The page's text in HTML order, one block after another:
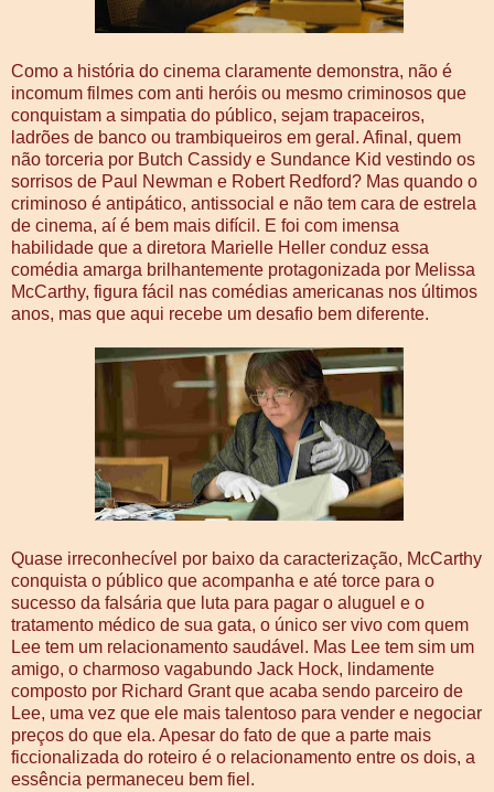
Como a história do cinema claramente demonstra, não é
incomum filmes com anti heróis ou mesmo criminosos que
conquistam a simpatia do público, sejam trapaceiros,
ladrões de banco ou trambiqueiros em geral. Afinal, quem
não torceria por Butch Cassidy e Sundance Kid vestindo os
sorrisos de Paul Newman e Robert Redford? Mas quando o
criminoso é antipático, antissocial e não tem cara de estrela
de cinema, aí é bem mais difícil. E foi com imensa
habilidade que a diretora Marielle Heller conduz essa
comédia amarga brilhantemente protagonizada por Melissa
McCarthy, figura fácil nas comédias americanas nos últimos
anos, mas que aqui recebe um desafio bem diferente.
Quase irreconhecível por baixo da caracterização, McCarthy
conquista o público que acompanha e até torce para o
sucesso da falsária que luta para pagar o aluguel e o
tratamento médico de sua gata, o único ser vivo com quem
Lee tem um relacionamento saudável. Mas Lee tem sim um
amigo, o charmoso vagabundo Jack Hock, lindamente
composto por Richard Grant que acaba sendo parceiro de
Lee, uma vez que ele mais talentoso para vender e negociar
preços do que ela. Apesar do fato de que a parte mais
ficcionalizada do roteiro é o relacionamento entre os dois, a
essência permaneceu bem fiel.